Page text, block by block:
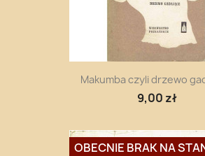
Makumba czyli drzewo
9,00 zł
OBECNIE BRAK NA